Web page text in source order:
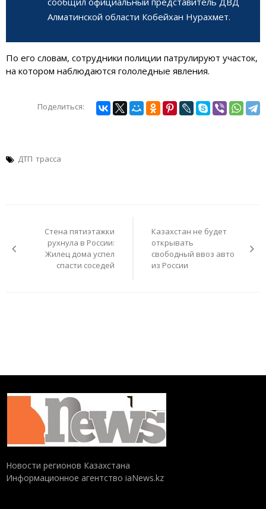
Алматинской области Кобейхан Нурахмет.
По его словам, сотрудники полиции патрулируют участок,
на котором наблюдаются гололедные явления.
Поделиться:
ДТП трасса
Стена пятиэтажки
рухнула в России:
Жилец дома успел
спасти соседей
Казахстан не будет
открывать
свободный ввоз авто
из России
Новости регионов Казахстана
Информационное агентство iaNews.kz